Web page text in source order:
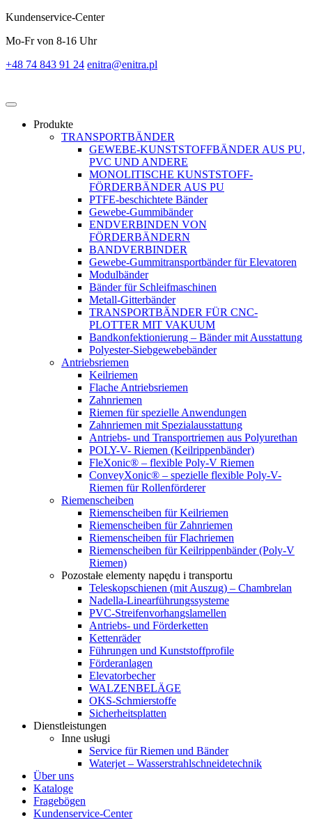
Kundenservice-Center
Mo-Fr von 8-16 Uhr
+48 74 843 91 24 enitra@enitra.pl
Produkte
TRANSPORTBÄNDER
GEWEBE-KUNSTSTOFFBÄNDER AUS PU,
PVC UND ANDERE
MONOLITISCHE KUNSTSTOFF-
FÖRDERBÄNDER AUS PU
PTFE-beschichtete Bänder
Gewebe-Gummibänder
ENDVERBINDEN VON
FÖRDERBÄNDERN
BANDVERBINDER
Gewebe-Gummitransportbänder für Elevatoren
Modulbänder
Bänder für Schleifmaschinen
Metall-Gitterbänder
TRANSPORTBÄNDER FÜR CNC-
PLOTTER MIT VAKUUM
Bandkonfektionierung – Bänder mit Ausstattung
Polyester-Siebgewebebänder
Antriebsriemen
Keilriemen
Flache Antriebsriemen
Zahnriemen
Riemen für spezielle Anwendungen
Zahnriemen mit Spezialausstattung
Antriebs- und Transportriemen aus Polyurethan
POLY-V- Riemen (Keilrippenbänder)
FleXonic® – flexible Poly-V Riemen
ConveyXonic® – spezielle flexible Poly-V-
Riemen für Rollenförderer
Riemenscheiben
Riemenscheiben für Keilriemen
Riemenscheiben für Zahnriemen
Riemenscheiben für Flachriemen
Riemenscheiben für Keilrippenbänder (Poly-V
Riemen)
Pozostałe elementy napędu i transportu
Teleskopschienen (mit Auszug) – Chambrelan
Nadella-Linearführungssysteme
PVC-Streifenvorhangslamellen
Antriebs- und Förderketten
Kettenräder
Führungen und Kunststoffprofile
Förderanlagen
Elevatorbecher
WALZENBELÄGE
OKS-Schmierstoffe
Sicherheitsplatten
Dienstleistungen
Inne usługi
Service für Riemen und Bänder
Waterjet – Wasserstrahlschneidetechnik
Über uns
Kataloge
Fragebögen
Kundenservice-Center